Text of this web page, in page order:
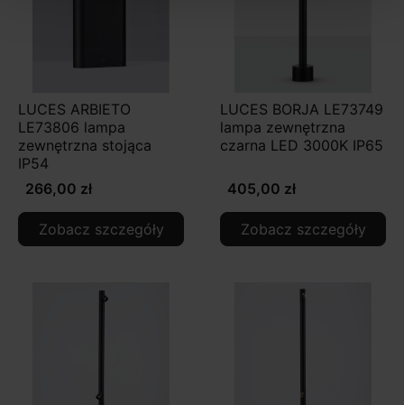
LUCES ARBIETO
LE73806 lampa
zewnętrzna stojąca
IP54
266,00 zł
Zobacz szczegóły
LUCES BORJA LE73749
lampa zewnętrzna
czarna LED 3000K IP65
405,00 zł
Zobacz szczegóły